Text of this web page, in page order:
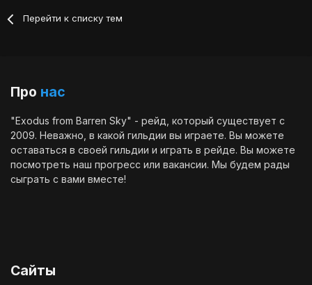
Перейти к списку тем
Про нас
"Exodus from Barren Sky" - рейд, который существует с
2009. Неважно, в какой гильдии вы играете. Вы можете
оставаться в своей гильдии и играть в рейде. Вы можете
посмотреть наш прогресс или вакансии. Мы будем рады
сыграть с вами вместе!
Сайты